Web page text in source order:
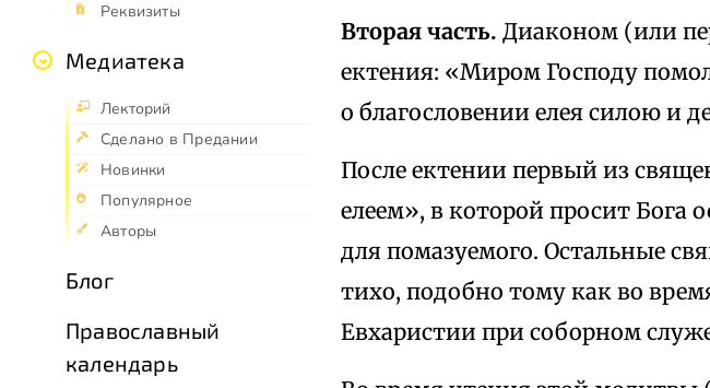
Реквизиты
Медиатека
Лекторий
Сделано в Предании
Новинки
Популярное
Авторы
Блог
Православный
календарь
Вторая часть. Диаконом (или
ектения: «Миром Господу
о благословении елея силою и
После ектении первый из
елеем», в которой просит Бога
для помазуемого. Остальные
тихо, подобно тому как во
Евхаристии при соборном